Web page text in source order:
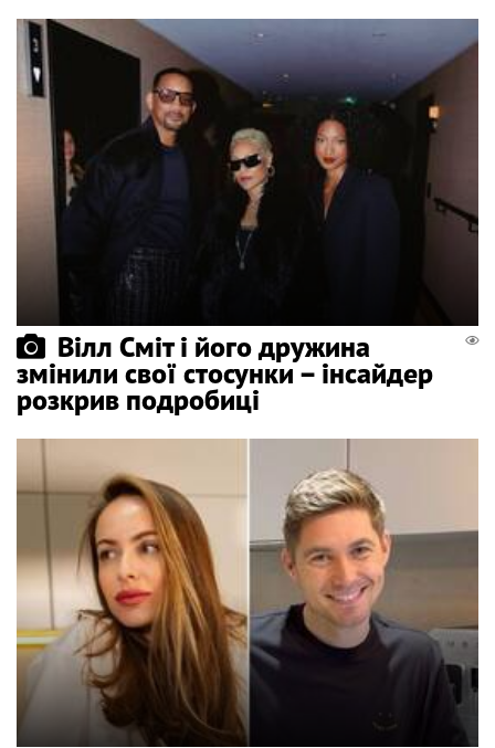
Вілл Сміт і його дружина
змінили свої стосунки – інсайдер
розкрив подробиці